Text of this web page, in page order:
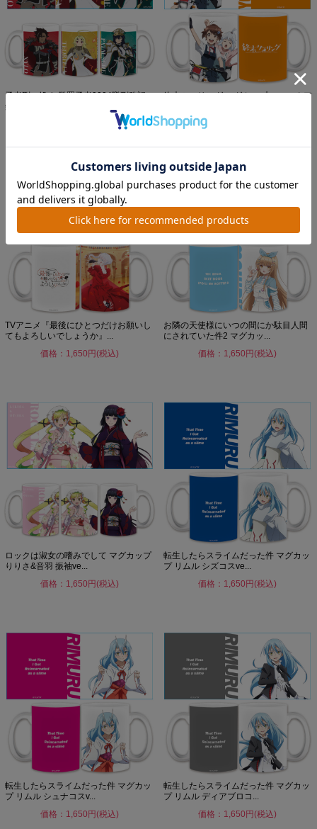
勇者刑に処す 懲罰勇者9004隊刑務記
録 マグカップ
価格：1,650円(税込)
終末ツーリング マグカップ ヨーコ＆ア
価格：1,650円(税込)
TVアニメ『最後にひとつだけお願いし
てもよろしいでしょうか』...
価格：1,650円(税込)
お隣の天使様にいつの間にか駄目人間
にされていた件2 マグカッ...
価格：1,650円(税込)
ロックは淑女の嗜みでして マグカップ
りりさ&音羽 振袖ve...
価格：1,650円(税込)
転生したらスライムだった件 マグカッ
プ リムル シズコスve...
価格：1,650円(税込)
転生したらスライムだった件 マグカッ
プ リムル シュナコスv...
価格：1,650円(税込)
転生したらスライムだった件 マグカッ
プ リムル ディアブロコ...
価格：1,650円(税込)